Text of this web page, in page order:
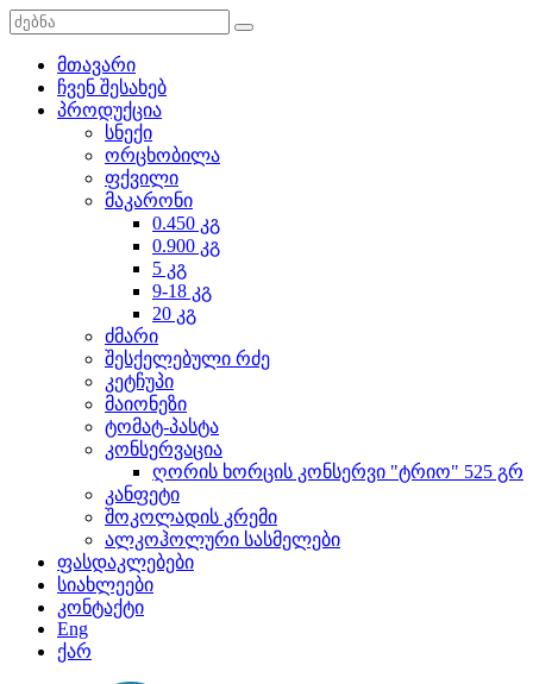
მთავარი
ჩვენ შესახებ
პროდუქცია
სნექი
ორცხობილა
ფქვილი
მაკარონი
0.450 კგ
0.900 კგ
5 კგ
9-18 კგ
20 კგ
ძმარი
შესქელებული რძე
კეტჩუპი
მაიონეზი
ტომატ-პასტა
კონსერვაცია
ღორის ხორცის კონსერვი "ტრიო" 525 გრ
კანფეტი
შოკოლადის კრემი
ალკოჰოლური სასმელები
ფასდაკლებები
სიახლეები
კონტაქტი
Eng
ქარ